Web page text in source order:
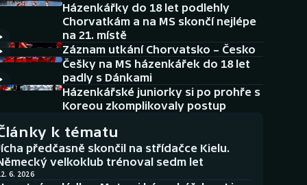
Historické návraty
Aplikace ČT sport
AZ kvíz
Házenkářky do 18 let podlehly
Chorvatkám a na MS skončí nejlépe
na 21. místě
Záznam utkání Chorvatsko – Česko
Češky na MS házenkářek do 18 let
padly s Dánkami
Házenkářské juniorky si po prohře s
Koreou zkomplikovaly postup
k tématu
předčasně skončil na střídačce Kielu.
velkoklub trénoval sedm let
6. 2026